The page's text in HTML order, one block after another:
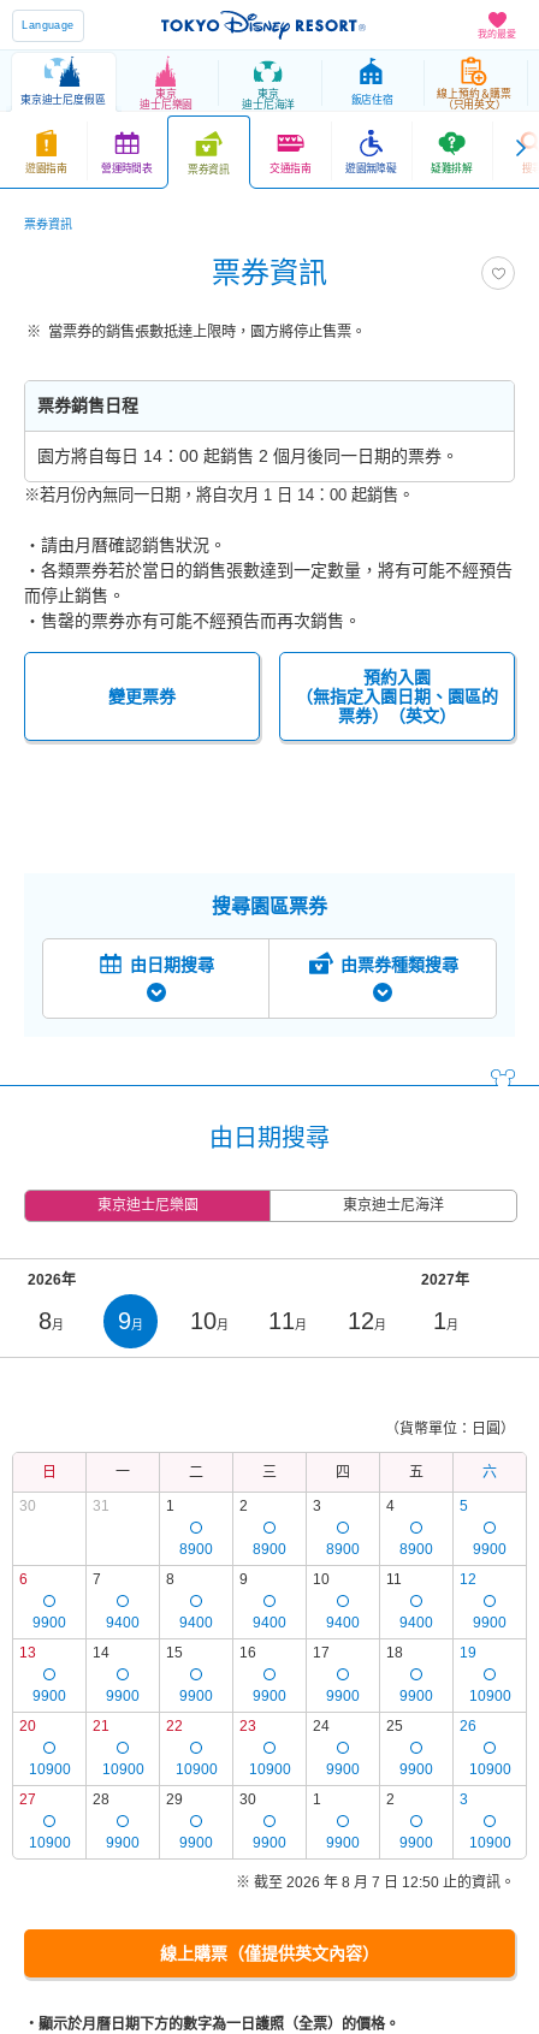
我的最愛
Language
東京迪士尼度假區
東京
迪士尼樂園
東京
迪士尼海洋
飯店住宿
線上預約＆購票
（只用英文）
遊園指南 營運時間表 票券資訊 交通指南 遊園無障礙 疑難排解 搜
票券資訊
票券資訊
當票券的銷售張數抵達上限時，園方將停止售票。
票券銷售日程
園方將自每日 14：00 起銷售 2 個月後同一日期的票券。
※若月份內無同一日期，將自次月 1 日 14：00 起銷售。
・請由月曆確認銷售狀況。
・各類票券若於當日的銷售張數達到一定數量，將有可能不經預告
而停止銷售。
・售罄的票券亦有可能不經預告而再次銷售。
變更票券
預約入園
（無指定入園日期、園區的
票券）（英文）
搜尋園區票券
由日期搜尋 由票券種類搜尋
由日期搜尋
東京迪士尼樂園 東京迪士尼海洋
2026年
8月 9月 10月 11月 12月
2027年
1月
（貨幣單位：日圓）
日 一 二 三 四 五
六
30
31 1
8900
2
8900
3
8900
4
8900
5
9900
6
9900
7
9400
8
9400
9
9400
10
9400
11
9400
12
9900
13
9900
14
9900
15
9900
16
9900
17
9900
18
9900
19
10900
20
10900
21
10900
22
10900
23
10900
24
9900
25
9900
26
10900
27
10900
28
9900
29
9900
30
9900
1
9900
2
9900
3
10900
※ 截至 2026 年 8 月 7 日 12:50 止的資訊。
線上購票（僅提供英文內容）
・顯示於月曆日期下方的數字為一日護照（全票）的價格。